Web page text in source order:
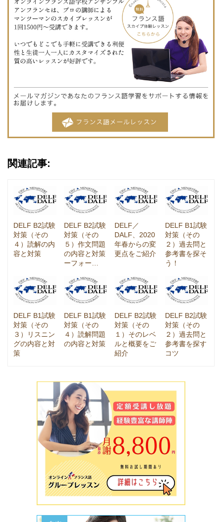
関連記事:
DELF B2試験
対策（その
４）読解の内
容と対策
DELF B2試験
対策（その
５）作文問題
の内容と対策
ーフォー…
DELF／
DALF、2020
年春からの変
更点をご紹介
DELF B1試験
対策（その
２）過去問と
参考書を探そ
う！
DELF B1試験
対策（その
３）リスニン
グの内容と対
策
DELF B1試験
対策（その
４）読解問題
の内容と対策
DELF B2試験
対策（その
１）そのレベ
ルと概要をご
紹介
DELF B2試験
対策（その
２）過去問と
参考書を探す
コツ